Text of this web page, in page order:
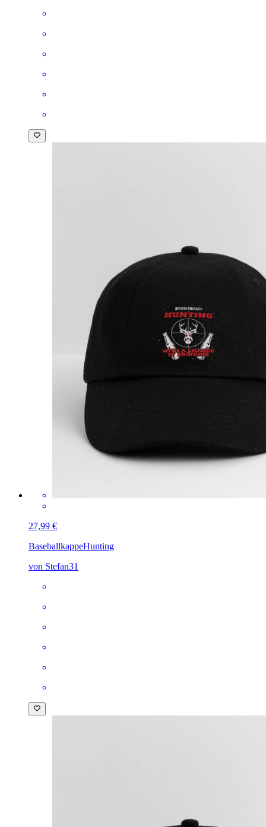
27,99 €
BaseballkappeHunting
von Stefan31